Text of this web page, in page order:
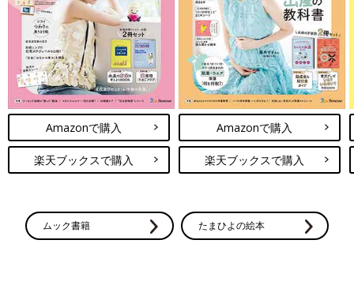
で赤ちゃんの両足を持って顔のほうに倒しておしりを浮かせ、汚
れをふき取ります。
２ 新しい布おむつを敷く
手でおしりを持ち上げ、汚れた布おむつを抜き取ります。おしり
を持ったまま、もう片方の手で、たたんでおいた新しい布おむつ
を、おしりの下に差し入れます。
３ 布おむつを股に当てる
男の子はおしっこが出る前側に折り返した厚い部分を当てます。
女の子はおしっこがおしり側に回りやすいので、後ろ側に厚い部
分をあてるといいでしょう。おへそがまだ乾燥していないときは
Amazonで購入
楽天ブックスで購入
Amazonで購入
楽天ブックスで購入
ムック書籍 たまひよの絵本